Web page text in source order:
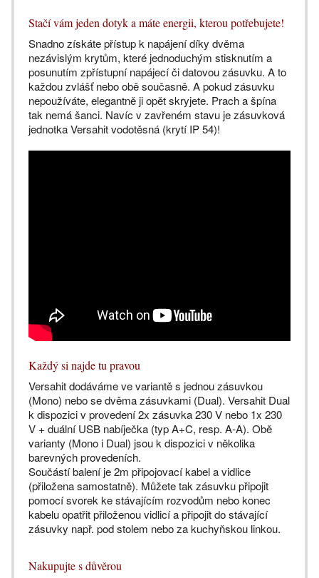
Stačí vám jeden dotyk a máte energii, kterou potřebujete!
Snadno získáte přístup k napájení díky dvěma
nezávislým krytům, které jednoduchým stisknutím a
posunutím zpřístupní napájecí či datovou zásuvku. A to
každou zvlášť nebo obě současně. A pokud zásuvku
nepoužíváte, elegantně ji opět skryjete. Prach a špína
tak nemá šanci. Navíc v zavřeném stavu je zásuvková
jednotka Versahit vodotěsná (krytí IP 54)!
Každý si najde tu pravou
Versahit dodáváme ve variantě s jednou zásuvkou
(Mono) nebo se dvěma zásuvkami (Dual). Versahit Dual
k dispozici v provedení 2x zásuvka 230 V nebo 1x 230
V + duální USB nabíječka (typ A+C, resp. A-A). Obě
varianty (Mono i Dual) jsou k dispozici v několika
barevných provedeních.
Součástí balení je 2m připojovací kabel a vidlice
(přiložena samostatně). Můžete tak zásuvku připojit
pomocí svorek ke stávajícím rozvodům nebo konec
kabelu opatřit přiloženou vidlicí a připojit do stávající
zásuvky např. pod stolem nebo za kuchyňskou linkou.
Nakupujte s důvěrou